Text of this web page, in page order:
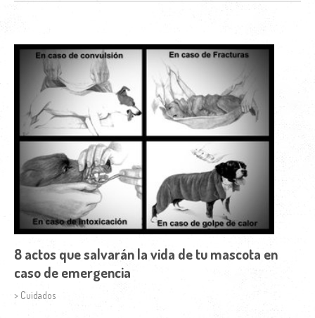
8 actos que salvarán la vida de tu mascota en
caso de emergencia
> Cuidados